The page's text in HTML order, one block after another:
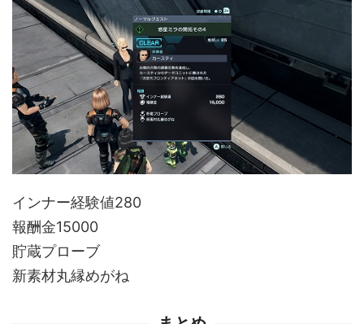
インナー経験値280
報酬金15000
貯蔵プローブ
新素材丸縁めがね